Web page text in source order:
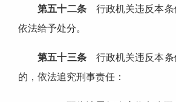
第五十二条行政机关违反本条
依法给予处分。
第五十三条行政机关违反本条
的，依法追究刑事责任：